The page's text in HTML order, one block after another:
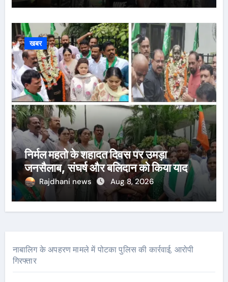
खबर
निर्मल महतो के शहादत दिवस पर उमड़ा
जनसैलाब, संघर्ष और बलिदान को किया याद
Rajdhani news Aug 8, 2026
नाबालिग के अपहरण मामले में पोटका पुलिस की कार्रवाई, आरोपी
गिरफ्तार